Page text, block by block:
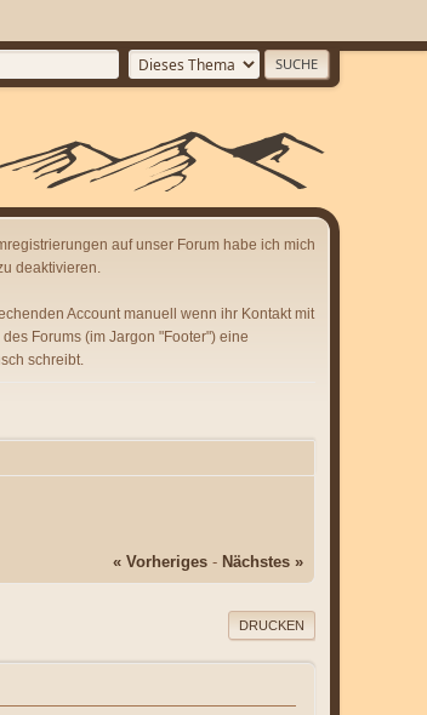
auf unser Forum habe ich mich
deaktivieren.
Account manuell wenn ihr Kontakt mit
Forums (im Jargon "Footer") eine
schreibt.
« Vorheriges - Nächstes »
DRUCKEN